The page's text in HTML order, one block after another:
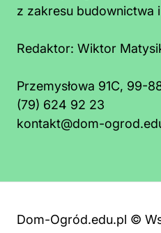
z zakresu budownictwa
Redaktor: Wiktor
Przemysłowa 91C, 99-
(79) 624 92 23
kontakt@dom-
Dom-Ogród.edu.pl ©